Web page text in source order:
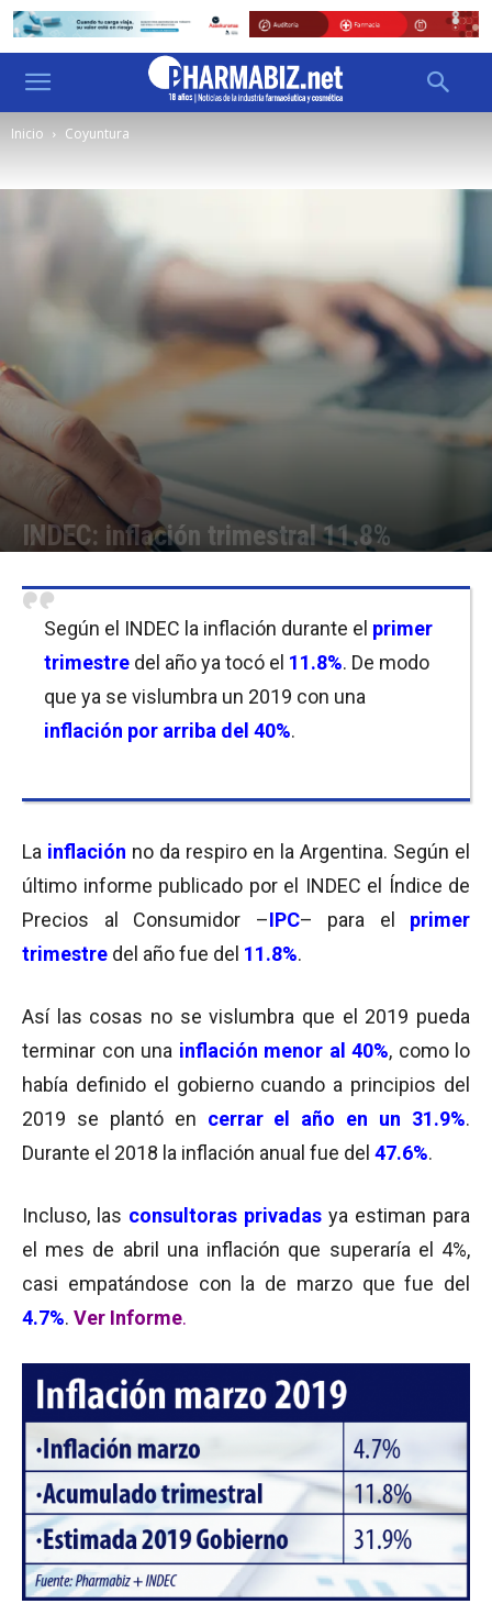
Inicio Coyuntura
INDEC: inflación trimestral 11.8%
Según el INDEC la inflación durante el primer
trimestre del año ya tocó el 11.8%. De modo
que ya se vislumbra un 2019 con una
inflación por arriba del 40%.
La inflación no da respiro en la Argentina. Según el
último informe publicado por el INDEC el Índice de
Precios al Consumidor –IPC– para el primer
trimestre del año fue del 11.8%.
Así las cosas no se vislumbra que el 2019 pueda
terminar con una inflación menor al 40%, como lo
había definido el gobierno cuando a principios del
2019 se plantó en cerrar el año en un 31.9%.
Durante el 2018 la inflación anual fue del 47.6%.
Incluso, las consultoras privadas ya estiman para
el mes de abril una inflación que superaría el 4%,
casi empatándose con la de marzo que fue del
4.7%. Ver Informe.